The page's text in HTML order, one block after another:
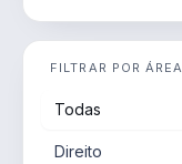
FILTRAR POR ÁREA
Todas
Direito